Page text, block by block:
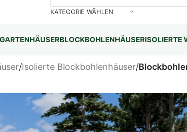
KATEGORIE WÄHLEN
GARTENHÄUSERBLOCKBOHLENHÄUSERISOLIERTE
/Isolierte Blockbohlenhäuser/